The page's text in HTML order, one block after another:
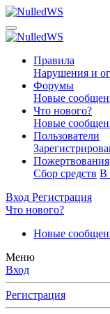
Правила
Нарушения и
Форумы
Новые
Что нового?
Новые
Пользователи
Пожертвования
Сбор средств В
Вход Регистрация
Что нового?
Новые
Меню
Вход
Регистрация